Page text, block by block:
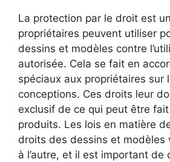
La protection par le droit est
propriétaires peuvent utiliser
dessins et modèles contre
autorisée. Cela se fait en
spéciaux aux propriétaires sur
conceptions. Ces droits leur
exclusif de ce qui peut être
produits. Les lois en matière
droits des dessins et modèles
à l’autre, et il est important de